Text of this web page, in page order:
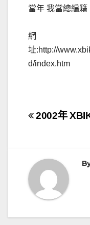
當年 我當總編籍
網
址:http://
d/index.htm
文
導
覽
2002年